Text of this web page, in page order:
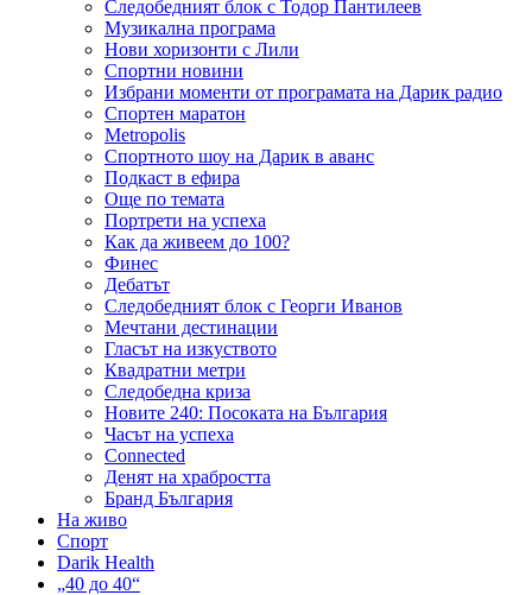
Следобедният блок с Тодор Пантилеев
Музикална програма
Нови хоризонти с Лили
Спортни новини
Избрани моменти от програмата на Дарик радио
Спортен маратон
Metropolis
Спортното шоу на Дарик в аванс
Подкаст в ефира
Още по темата
Портрети на успеха
Как да живеем до 100?
Финес
Дебатът
Следобедният блок с Георги Иванов
Мечтани дестинации
Гласът на изкуството
Квадратни метри
Следобедна криза
Новите 240: Посоката на България
Часът на успеха
Connected
Денят на храбростта
Бранд България
На живо
Спорт
Darik Health
„40 до 40“